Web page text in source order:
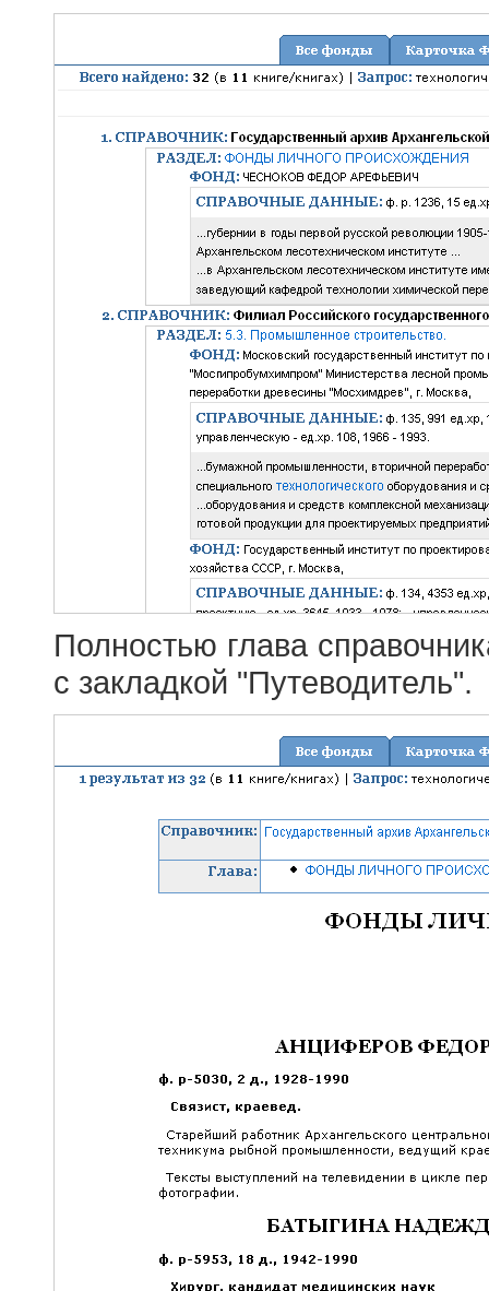
Полностью глава
с закладкой "Путеводитель".